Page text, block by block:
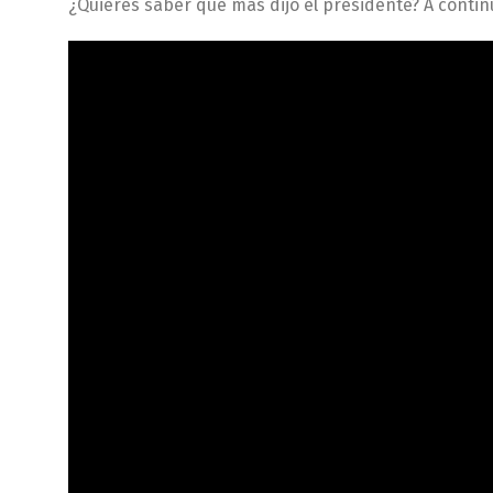
¿Quieres saber que más dijo el presidente? A